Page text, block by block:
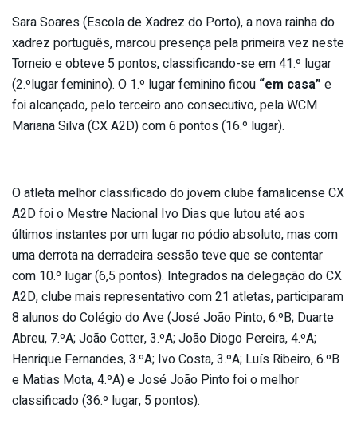
Sara Soares (Escola de Xadrez do Porto), a nova rainha do
xadrez português, marcou presença pela primeira vez neste
Torneio e obteve 5 pontos, classificando-se em 41.º lugar
(2.ºlugar feminino). O 1.º lugar feminino ficou “em casa” e
foi alcançado, pelo terceiro ano consecutivo, pela WCM
Mariana Silva (CX A2D) com 6 pontos (16.º lugar).
O atleta melhor classificado do jovem clube famalicense CX
A2D foi o Mestre Nacional Ivo Dias que lutou até aos
últimos instantes por um lugar no pódio absoluto, mas com
uma derrota na derradeira sessão teve que se contentar
com 10.º lugar (6,5 pontos). Integrados na delegação do CX
A2D, clube mais representativo com 21 atletas, participaram
8 alunos do Colégio do Ave (José João Pinto, 6.ºB; Duarte
Abreu, 7.ºA; João Cotter, 3.ºA; João Diogo Pereira, 4.ºA;
Henrique Fernandes, 3.ºA; Ivo Costa, 3.ºA; Luís Ribeiro, 6.ºB
e Matias Mota, 4.ºA) e José João Pinto foi o melhor
classificado (36.º lugar, 5 pontos).